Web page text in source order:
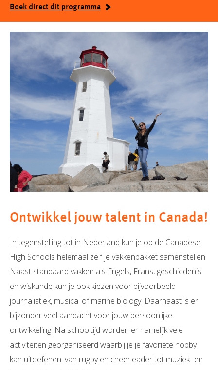
Boek direct dit programma
Ontwikkel jouw talent in Canada!
In tegenstelling tot in Nederland kun je op de Canadese
High Schools helemaal zelf je vakkenpakket samenstellen.
Naast standaard vakken als Engels, Frans, geschiedenis
en wiskunde kun je ook kiezen voor bijvoorbeeld
journalistiek, musical of marine biology. Daarnaast is er
bijzonder veel aandacht voor jouw persoonlijke
ontwikkeling. Na schooltijd worden er namelijk vele
activiteiten georganiseerd waarbij je je favoriete hobby
kan uitoefenen: van rugby en cheerleader tot muziek- en